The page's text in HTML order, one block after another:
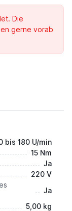
Die
gerne vorab
Ausführung -
bis 180 U/min
15 Nm
Ja
220 V
Ja
5,00 kg